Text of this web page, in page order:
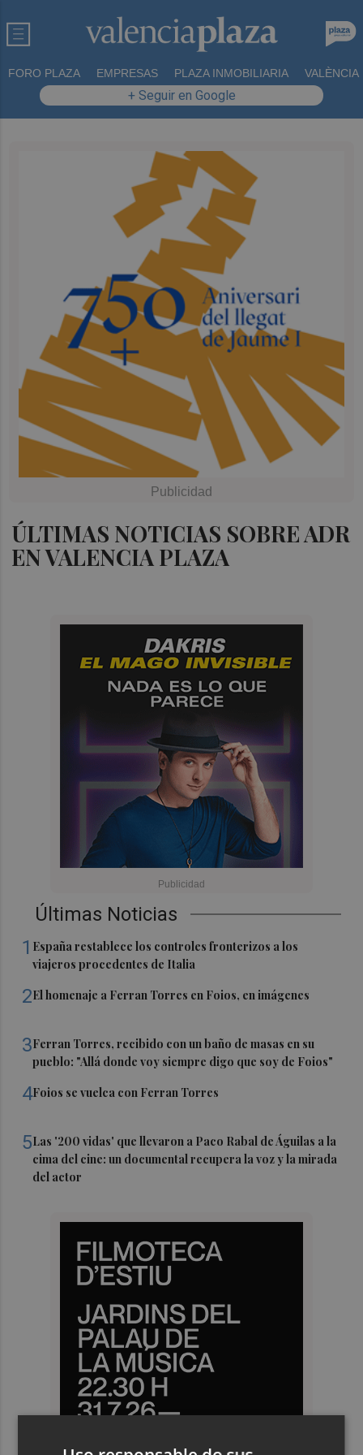
FORO PLAZA EMPRESAS PLAZA INMOBILIARIA VALÈNCIA
+ Seguir en Google
ÚLTIMAS NOTICIAS SOBRE ADR
EN VALENCIA PLAZA
Últimas Noticias
1 España restablece los controles fronterizos a los
viajeros procedentes de Italia
2El homenaje a Ferran Torres en Foios, en imágenes
3Ferran Torres, recibido con un baño de masas en su
pueblo: "Allá donde voy siempre digo que soy de Foios"
4Foios se vuelca con Ferran Torres
5Las '200 vidas' que llevaron a Paco Rabal de Águilas a la
cima del cine: un documental recupera la voz y la mirada
del actor